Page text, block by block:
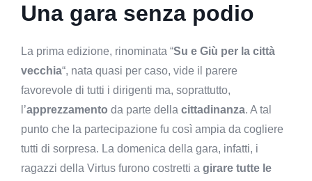
Una gara senza podio
La prima edizione, rinominata “Su e Giù per la città
vecchia“, nata quasi per caso, vide il parere
favorevole di tutti i dirigenti ma, soprattutto,
l’apprezzamento da parte della cittadinanza. A tal
punto che la partecipazione fu così ampia da cogliere
tutti di sorpresa. La domenica della gara, infatti, i
ragazzi della Virtus furono costretti a girare tutte le